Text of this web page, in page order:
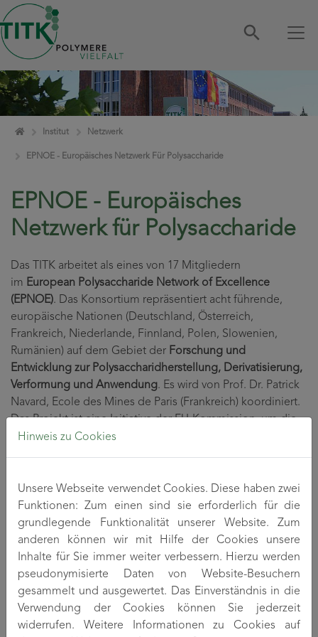
Zum Inhalt springen
HomeInstitut Netzwerk
EPNOE - Europäisches Netzwerk Für Polysaccharide
EPNOE - Europäisches
Netzwerk für Polysaccharide
Das TITK arbeitet als eines von 17 Mitgliedern
im European Polysaccharide Network of Excellence
(EPNOE). Das Konsortium repräsentiert acht führende,
europäische Nationen (Deutschland, Österreich,
Frankreich, Niederlande, Finnland, Polen, Slowenien,
Rumänien) auf dem Gebiet der Forschung und
Entwicklung zur Polysaccharidherstellung, Derivatisierung,
Verformung und Anwendung. Es wird von Prof. Dr. Patrick
Navard, Ecole des Mines de Paris (Frankreich) koordiniert.
Das Projekt ist eine Initiative der EU-Kommission, um die
in den Mitgliedsstaaten vorhandene Fragmentierung der
die Stärkung des europäischen Raums im internationalen
Wettbewerb der Regionen.
Darüber hinaus sollen durch gemeinsame FuE-Aktivitäten
sowohl neue Erkenntnisse im Grundlagenbereich (
Struktur-Eigenschafts-Relation ) als auch für innovative
Applikationsfelder dieser Klasse von nachwachsenden
Rohstoffen erschlossen werden.
Das TITK vertritt im Verbund vor allem das bei
Hinweis zu Cookies
Unsere Webseite verwendet Cookies. Diese haben zwei
Funktionen: Zum einen sind sie erforderlich für die
grundlegende Funktionalität unserer Website. Zum
anderen können wir mit Hilfe der Cookies unsere
Inhalte für Sie immer weiter verbessern. Hierzu werden
pseudonymisierte Daten von Website-Besuchern
gesammelt und ausgewertet. Das Einverständnis in die
Verwendung der Cookies können Sie jederzeit
widerrufen. Weitere Informationen zu Cookies auf